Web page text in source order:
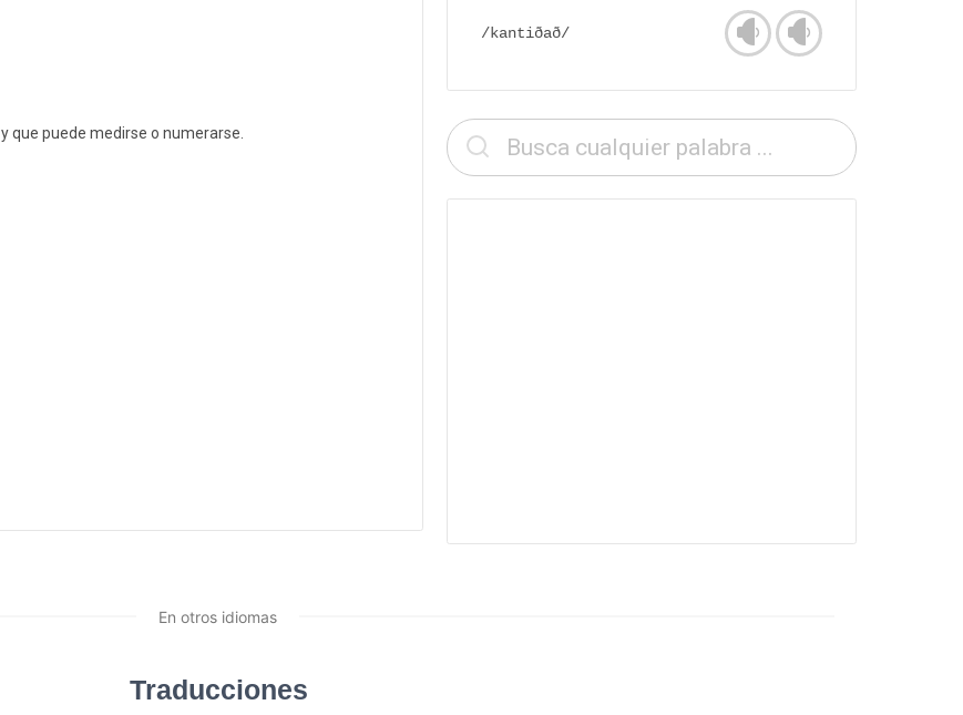
y que puede medirse o numerarse.
/kantiðað/
En otros idiomas
Traducciones